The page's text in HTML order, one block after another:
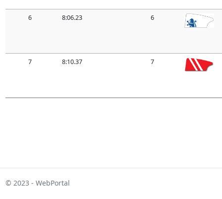
6 8:06.23 6
7 8:10.37 7
© 2023 - WebPortal